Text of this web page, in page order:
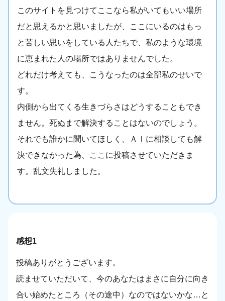
このサイトを見つけてここなら私がいてもいい場所
だと思えるかと思いましたが、ここにいるのはもっ
と苦しい思いをしている人たちで、私のような環境
に恵まれた人の場所ではありませんでした。
どれだけ考えても、こうなったのは全部私のせいで
す。
内側から出てくる生きづらさはどうすることもでき
ません。死ぬまで解決することはないのでしょう。
それでも誰かに聞いてほしく、ＡＩに相談しても解
決できなかった為、ここに投稿させていただきま
す。乱文失礼しました。
感想1
投稿ありがとうございます。
読ませていただいて、今のあなたはまさに自分に向き
合い始めたところ（その途中）なのではないかな…と